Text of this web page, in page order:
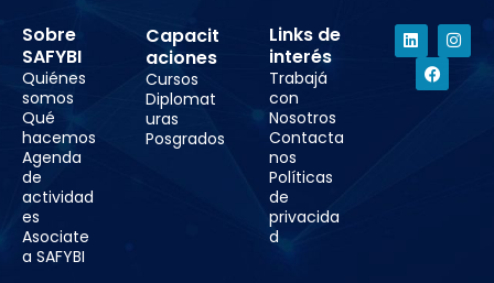
Sobre
SAFYBI
Quiénes
somos
Qué
hacemos
Agenda
de
actividad
es
Asociate
a SAFYBI
Capacit
aciones
Cursos
Diplomat
uras
Posgrados
Links de
interés
Trabajá
con
Nosotros
Contacta
nos
Políticas
de
privacida
d